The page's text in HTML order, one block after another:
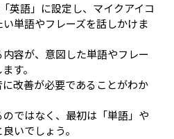
英語」に設定し、マイクアイコ
単語やフレーズを話しかけま
容が、意図した単語やフレー
す。
改善が必要であることがわか
ではなく、最初は「単語」や
いでしょう。